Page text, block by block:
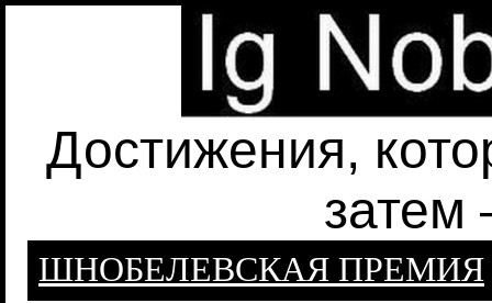
Достижения,
затем
ШНОБЕЛЕВСКАЯ ПРЕМИЯ